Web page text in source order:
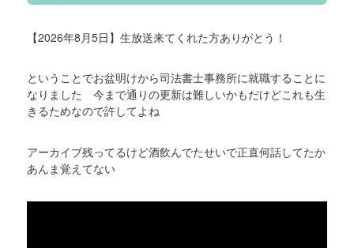
【2026年8月5日】生放送来てくれた方ありがとう！
ということでお盆明けから司法書士事務所に就職することに
なりました 今まで通りの更新は難しいかもだけどこれも生
きるためなので許してよね
アーカイブ残ってるけど酒飲んでたせいで正直何話してたか
あんま覚えてない